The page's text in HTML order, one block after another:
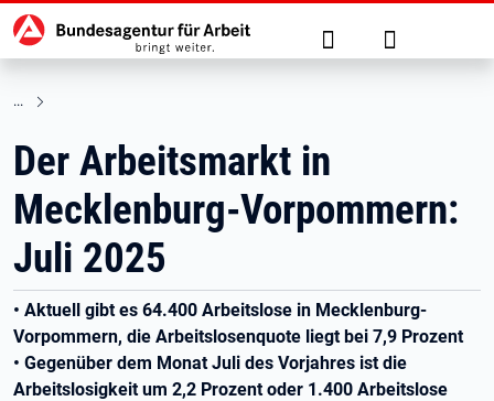
zu den Hauptinhalten springen
Hauptnavigation Suche Anmelden
Der Arbeitsmarkt in
Mecklenburg-Vorpommern:
Juli 2025
• Aktuell gibt es 64.400 Arbeitslose in Mecklenburg-
Vorpommern, die Arbeitslosenquote liegt bei 7,9 Prozent
• Gegenüber dem Monat Juli des Vorjahres ist die
Arbeitslosigkeit um 2,2 Prozent oder 1.400 Arbeitslose